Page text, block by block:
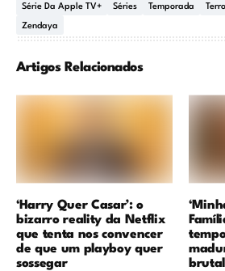
Série Da Apple TV+ Séries Temporada
Zendaya
Artigos Relacionados
‘Harry Quer Casar’: o
bizarro reality da Netflix
que tenta nos convencer
de que um playboy quer
sossegar
brutal